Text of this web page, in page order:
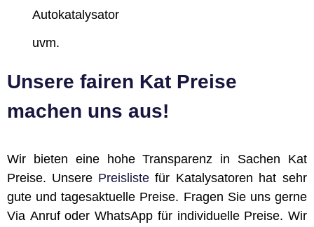
Autokatalysator
uvm.
Unsere fairen Kat Preise
machen uns aus!
Wir bieten eine hohe Transparenz in Sachen Kat
Preise. Unsere Preisliste für Katalysatoren hat sehr
gute und tagesaktuelle Preise. Fragen Sie uns gerne
Via Anruf oder WhatsApp für individuelle Preise. Wir